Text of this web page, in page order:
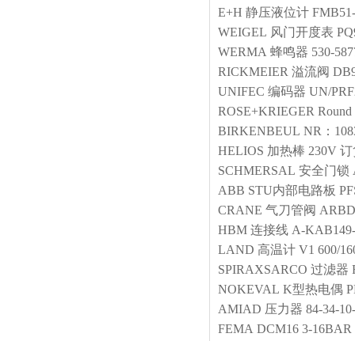
E+H 静压液位计
WEIGEL 风门开度表
WERMA 蜂鸣器 530-
RICKMEIER 溢流阀
UNIFEC 编码器 UN/
ROSE+KRIEGER Round
BIRKENBEUL NR：
HELIOS 加热棒 230V 订
SCHMERSAL 安全门锁
ABB STU内部电路板
CRANE 气刀管阀
HBM 连接线 A-
LAND 高温计 V1 600/
SPIRAXSARCO 过滤器
NOKEVAL K型热电偶
AMIAD 压力器 84-34-
FEMA DCM16 3-